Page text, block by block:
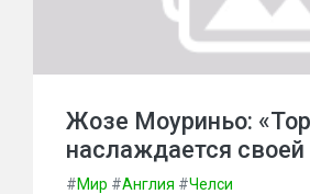
Жозе Моуриньо:
наслаждается своей
#Мир #Англия #Челси